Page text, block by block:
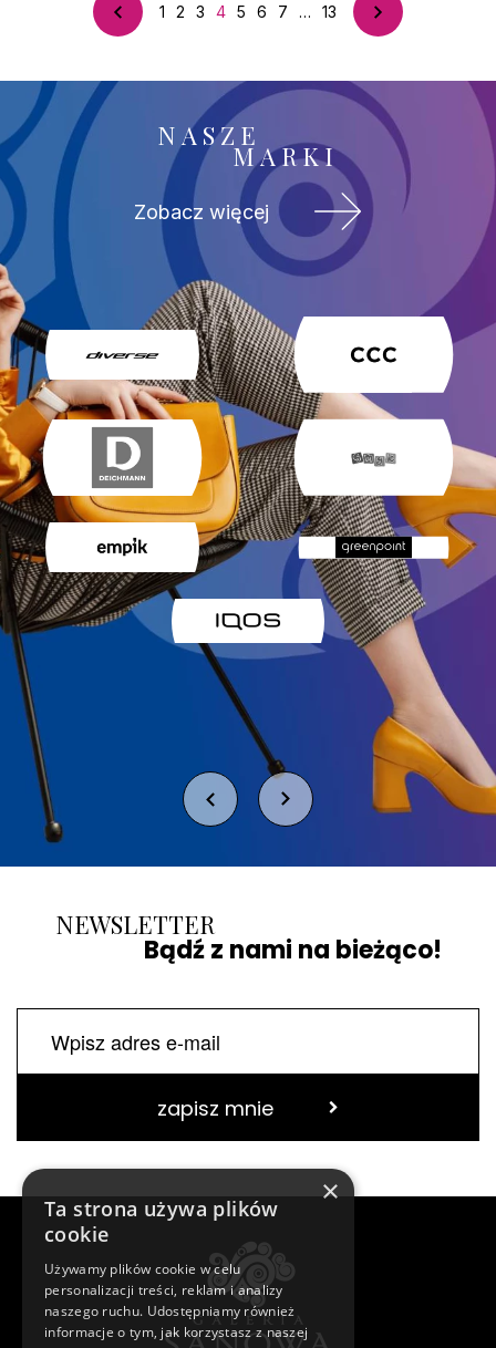
Poprzedni
1 2 3
4 5 6 7 …
13
Następny
NASZE
MARKI
Zobacz więcej
NEWSLETTER
Bądź z nami na bieżąco!
zapisz mnie
×
Ta strona używa plików
cookie
Używamy plików cookie w celu
personalizacji treści, reklam i analizy
naszego ruchu. Udostępniamy również
informacje o tym, jak korzystasz z naszej